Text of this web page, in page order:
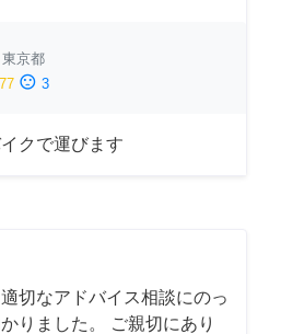
東京都
77 sentiment_dissatisfied 3
クで運びます
切なアドバイス相談にのっ
りました。 ご親切にあり